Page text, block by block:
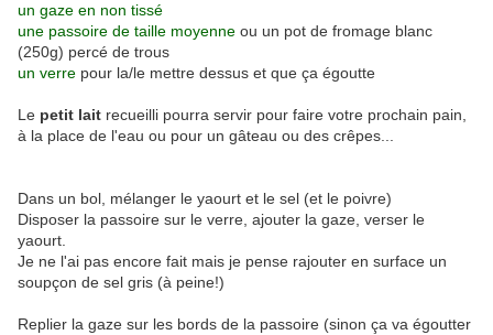
un gaze en non tissé
une passoire de taille moyenne ou un pot de fromage blanc
(250g) percé de trous
un verre pour la/le mettre dessus et que ça égoutte
Le petit lait recueilli pourra servir pour faire votre prochain pain,
à la place de l'eau ou pour un gâteau ou des crêpes...
Dans un bol, mélanger le yaourt et le sel (et le poivre)
Disposer la passoire sur le verre, ajouter la gaze, verser le
yaourt.
Je ne l'ai pas encore fait mais je pense rajouter en surface un
soupçon de sel gris (à peine!)
Replier la gaze sur les bords de la passoire (sinon ça va égoutter